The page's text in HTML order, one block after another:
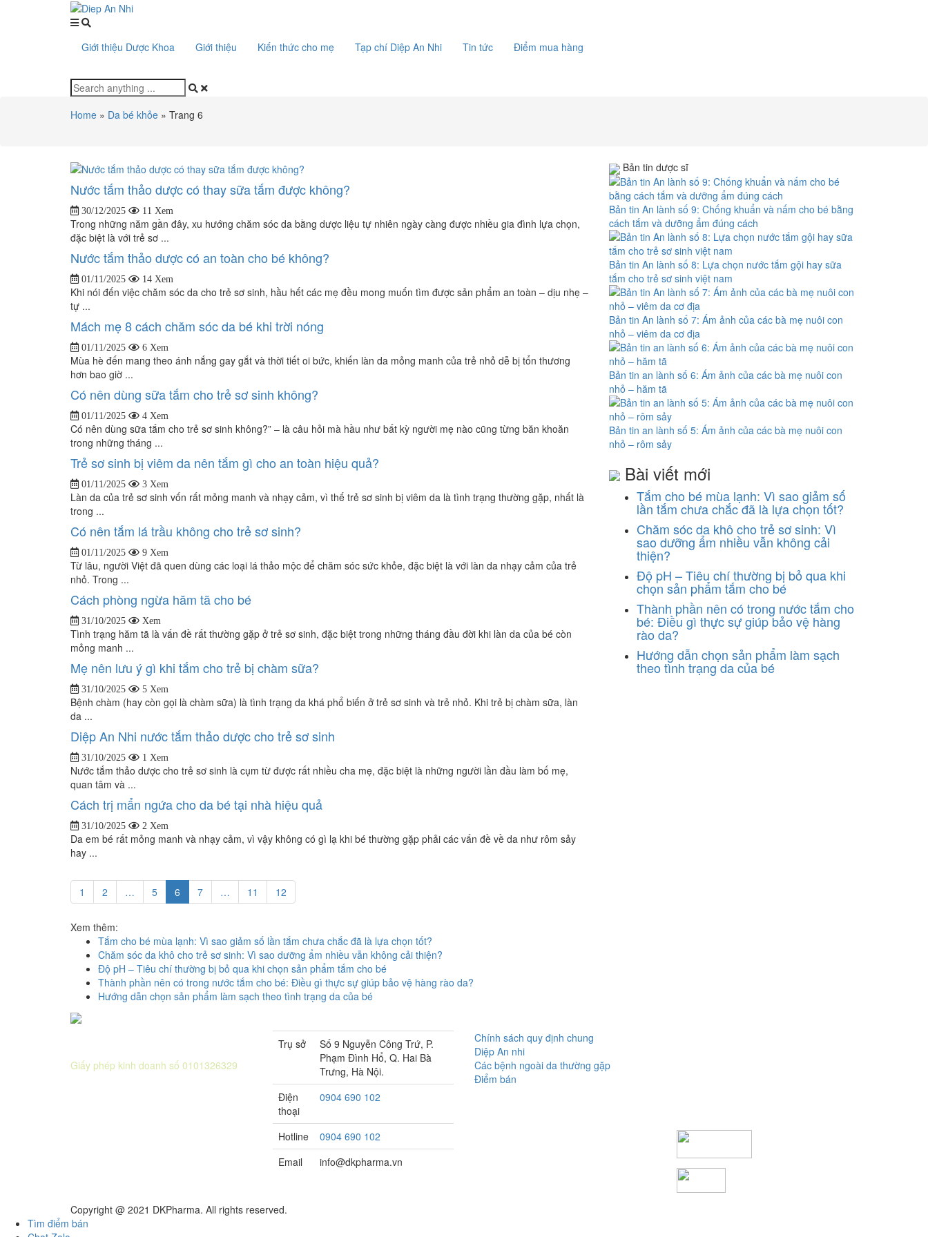
Giới thiệu Dược Khoa Giới thiệu Kiến thức cho mẹ Tạp chí Diệp An Nhi Tin tức Điểm mua hàng
Home » Da bé khỏe » Trang 6
Nước tắm thảo dược có thay sữa tắm được không?
30/12/2025 11 Xem
Trong những năm gần đây, xu hướng chăm sóc da bằng dược liệu tự nhiên ngày càng được nhiều gia đình lựa chọn,
đặc biệt là với trẻ sơ ...
Nước tắm thảo dược có an toàn cho bé không?
01/11/2025 14 Xem
Khi nói đến việc chăm sóc da cho trẻ sơ sinh, hầu hết các mẹ đều mong muốn tìm được sản phẩm an toàn – dịu nhẹ –
tự ...
Mách mẹ 8 cách chăm sóc da bé khi trời nóng
01/11/2025 6 Xem
Mùa hè đến mang theo ánh nắng gay gắt và thời tiết oi bức, khiến làn da mỏng manh của trẻ nhỏ dễ bị tổn thương
hơn bao giờ ...
Có nên dùng sữa tắm cho trẻ sơ sinh không?
01/11/2025 4 Xem
Có nên dùng sữa tắm cho trẻ sơ sinh không?” – là câu hỏi mà hầu như bất kỳ người mẹ nào cũng từng băn khoăn
trong những tháng ...
Trẻ sơ sinh bị viêm da nên tắm gì cho an toàn hiệu quả?
01/11/2025 3 Xem
Làn da của trẻ sơ sinh vốn rất mỏng manh và nhạy cảm, vì thế trẻ sơ sinh bị viêm da là tình trạng thường gặp, nhất là
trong ...
Có nên tắm lá trầu không cho trẻ sơ sinh?
01/11/2025 9 Xem
Từ lâu, người Việt đã quen dùng các loại lá thảo mộc để chăm sóc sức khỏe, đặc biệt là với làn da nhạy cảm của trẻ
nhỏ. Trong ...
Cách phòng ngừa hăm tã cho bé
31/10/2025 Xem
Tình trạng hăm tã là vấn đề rất thường gặp ở trẻ sơ sinh, đặc biệt trong những tháng đầu đời khi làn da của bé còn
mỏng manh ...
Mẹ nên lưu ý gì khi tắm cho trẻ bị chàm sữa?
31/10/2025 5 Xem
Bệnh chàm (hay còn gọi là chàm sữa) là tình trạng da khá phổ biến ở trẻ sơ sinh và trẻ nhỏ. Khi trẻ bị chàm sữa, làn
da ...
Diệp An Nhi nước tắm thảo dược cho trẻ sơ sinh
31/10/2025 1 Xem
Nước tắm thảo dược cho trẻ sơ sinh là cụm từ được rất nhiều cha mẹ, đặc biệt là những người lần đầu làm bố mẹ,
quan tâm và ...
Cách trị mẩn ngứa cho da bé tại nhà hiệu quả
31/10/2025 2 Xem
Da em bé rất mỏng manh và nhạy cảm, vì vậy không có gì lạ khi bé thường gặp phải các vấn đề về da như rôm sảy
hay ...
1 2 … 5 6 7 … 11 12
Xem thêm:
Tắm cho bé mùa lạnh: Vì sao giảm số lần tắm chưa chắc đã là lựa chọn tốt?
Chăm sóc da khô cho trẻ sơ sinh: Vì sao dưỡng ẩm nhiều vẫn không cải thiện?
Độ pH – Tiêu chí thường bị bỏ qua khi chọn sản phẩm tắm cho bé
Thành phần nên có trong nước tắm cho bé: Điều gì thực sự giúp bảo vệ hàng rào da?
Hướng dẫn chọn sản phẩm làm sạch theo tình trạng da của bé
Bản tin dược sĩ
Bản tin An lành số 9: Chống khuẩn và nấm cho bé bằng
cách tắm và dưỡng ẩm đúng cách
Bản tin An lành số 8: Lựa chọn nước tắm gội hay sữa
tắm cho trẻ sơ sinh việt nam
Bản tin An lành số 7: Ám ảnh của các bà mẹ nuôi con
nhỏ – viêm da cơ địa
Bản tin an lành số 6: Ám ảnh của các bà mẹ nuôi con
nhỏ – hăm tã
Bản tin an lành số 5: Ám ảnh của các bà mẹ nuôi con
nhỏ – rôm sảy
Bài viết mới
Tắm cho bé mùa lạnh: Vì sao giảm số
lần tắm chưa chắc đã là lựa chọn tốt?
Chăm sóc da khô cho trẻ sơ sinh: Vì
sao dưỡng ẩm nhiều vẫn không cải
thiện?
Độ pH – Tiêu chí thường bị bỏ qua khi
chọn sản phẩm tắm cho bé
Thành phần nên có trong nước tắm cho
bé: Điều gì thực sự giúp bảo vệ hàng
rào da?
Hướng dẫn chọn sản phẩm làm sạch
theo tình trạng da của bé
Giấy phép kinh doanh số 0101326329
Trụ sở
Số 9 Nguyễn Công Trứ, P.
Phạm Đình Hổ, Q. Hai Bà
Trưng, Hà Nội.
Điện
thoại
0904 690 102
Hotline
0904 690 102
Email
info@dkpharma.vn
Chính sách quy định chung
Diệp An nhi
Các bệnh ngoài da thường gặp
Điểm bán
Copyright @ 2021 DKPharma. All rights reserved.
Tìm điểm bán